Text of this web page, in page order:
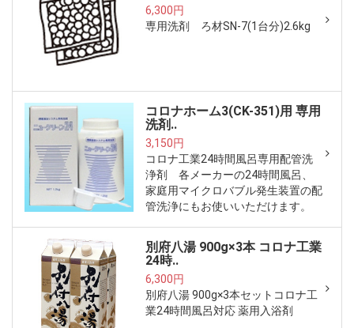
6,300円
専用洗剤 ろ材SN-7(1台分)2.6kg
コロナホーム3(CK-351)用 専用
洗剤..
3,150円
コロナ工業24時間風呂専用配管洗
浄剤 各メーカーの24時間風呂、
家庭用マイクロバブル発生装置の配
管洗浄にもお使いいただけます。
別府八湯 900g×3本 コロナ工業
24時..
6,300円
別府八湯 900g×3本セットコロナ工
業24時間風呂対応 薬用入浴剤